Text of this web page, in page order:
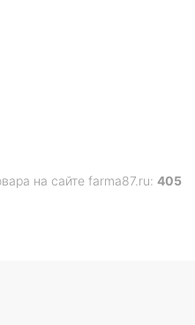
на сайте farma87.ru: 405